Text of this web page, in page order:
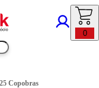
0
Copobras